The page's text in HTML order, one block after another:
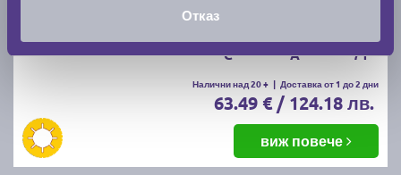
Отказ
C A 71
Налични над 20 + | Доставка от 1 до 2 дни
63.49 € / 124.18 лв.
виж повече